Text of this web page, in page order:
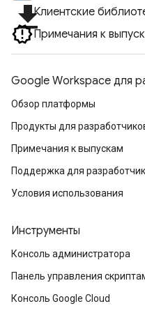
file_downloadКлиентские
Примечания к
Google Workspace для
Обзор платформы
Продукты для
Примечания к выпускам
Поддержка для
Условия использования
Инструменты
Консоль администратора
Панель управления
Консоль Google Cloud